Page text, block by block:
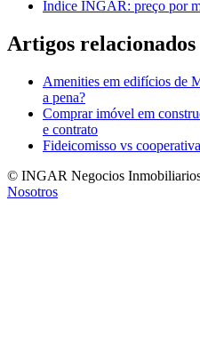
Índice INGAR: preço por
Artigos relacionados
Amenities em edifícios de
a pena?
Comprar imóvel em
e contrato
Fideicomisso vs
© INGAR Negocios
Nosotros